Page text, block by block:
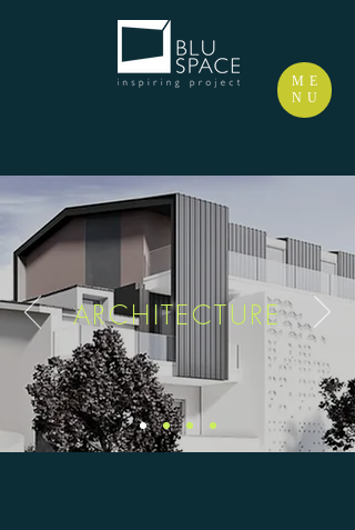
ME
NU
ARCHITECTURE